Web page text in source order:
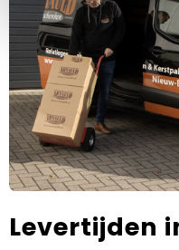
Levertijden